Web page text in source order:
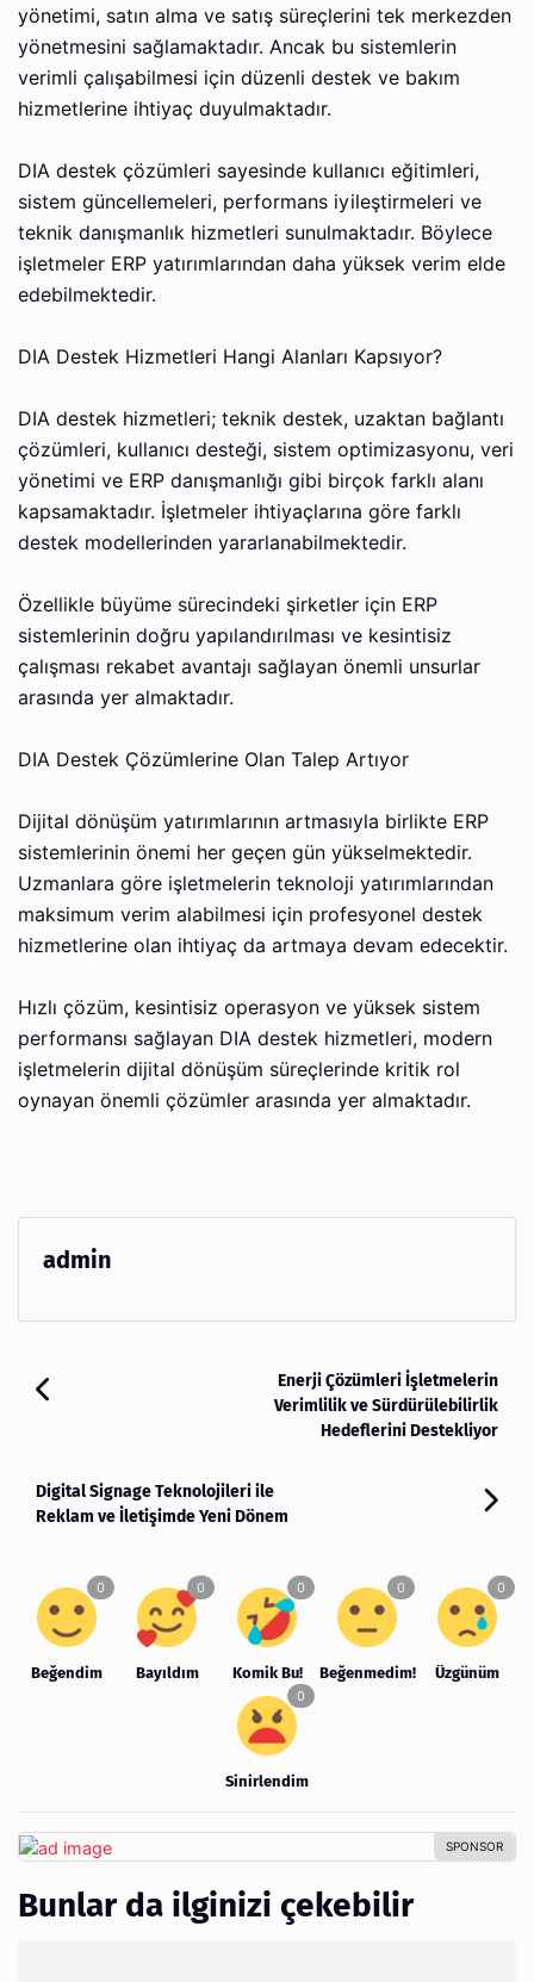
yönetimi, satın alma ve satış süreçlerini tek merkezden
yönetmesini sağlamaktadır. Ancak bu sistemlerin
verimli çalışabilmesi için düzenli destek ve bakım
hizmetlerine ihtiyaç duyulmaktadır.
DIA destek çözümleri sayesinde kullanıcı eğitimleri,
sistem güncellemeleri, performans iyileştirmeleri ve
teknik danışmanlık hizmetleri sunulmaktadır. Böylece
işletmeler ERP yatırımlarından daha yüksek verim elde
edebilmektedir.
DIA Destek Hizmetleri Hangi Alanları Kapsıyor?
DIA destek hizmetleri; teknik destek, uzaktan bağlantı
çözümleri, kullanıcı desteği, sistem optimizasyonu, veri
yönetimi ve ERP danışmanlığı gibi birçok farklı alanı
kapsamaktadır. İşletmeler ihtiyaçlarına göre farklı
destek modellerinden yararlanabilmektedir.
Özellikle büyüme sürecindeki şirketler için ERP
sistemlerinin doğru yapılandırılması ve kesintisiz
çalışması rekabet avantajı sağlayan önemli unsurlar
arasında yer almaktadır.
DIA Destek Çözümlerine Olan Talep Artıyor
Dijital dönüşüm yatırımlarının artmasıyla birlikte ERP
sistemlerinin önemi her geçen gün yükselmektedir.
Uzmanlara göre işletmelerin teknoloji yatırımlarından
maksimum verim alabilmesi için profesyonel destek
hizmetlerine olan ihtiyaç da artmaya devam edecektir.
Hızlı çözüm, kesintisiz operasyon ve yüksek sistem
performansı sağlayan DIA destek hizmetleri, modern
işletmelerin dijital dönüşüm süreçlerinde kritik rol
oynayan önemli çözümler arasında yer almaktadır.
admin
Enerji Çözümleri İşletmelerin
Verimlilik ve Sürdürülebilirlik
Hedeflerini Destekliyor
Digital Signage Teknolojileri ile
Reklam ve İletişimde Yeni Dönem
Beğendim Bayıldım Komik Bu! Beğenmedim! Üzgünüm
Sinirlendim
Bunlar da ilginizi çekebilir